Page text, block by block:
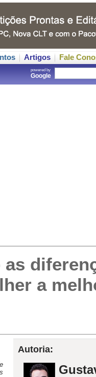
Artigos Fale
powered by
Google
a
Autoria: